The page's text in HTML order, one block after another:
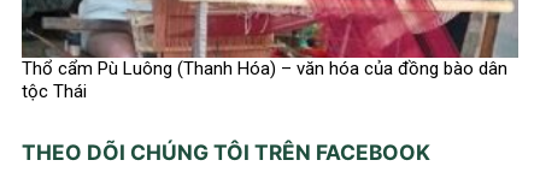
Thổ cẩm Pù Luông (Thanh Hóa) – văn hóa của đồng bào dân
tộc Thái
THEO DÕI CHÚNG TÔI TRÊN FACEBOOK